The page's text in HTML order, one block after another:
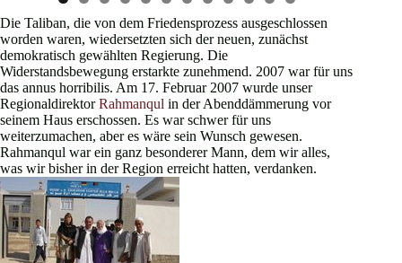
0 1
2
Die Taliban, die von dem Friedensprozess ausgeschlossen
worden waren, wiedersetzten sich der neuen, zunächst
demokratisch gewählten Regierung. Die
Widerstandsbewegung erstarkte zunehmend. 2007 war für uns
das annus horribilis. Am 17. Februar 2007 wurde unser
RegionaldirektorRahmanqul in der Abenddämmerung vor
seinem Haus erschossen. Es war schwer für uns
weiterzumachen, aber es wäre sein Wunsch gewesen.
Rahmanqul war ein ganz besonderer Mann, dem wir alles,
was wir bisher in der Region erreicht hatten, verdanken.